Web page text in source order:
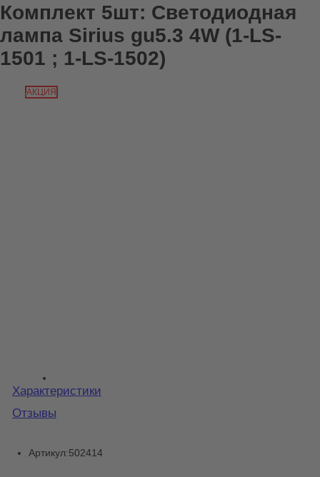
Комплект 5шт: Светодиодная
лампа Sirius gu5.3 4W (1-LS-
1501 ; 1-LS-1502)
АКЦИЯ
Характеристики
Отзывы
Артикул:502414